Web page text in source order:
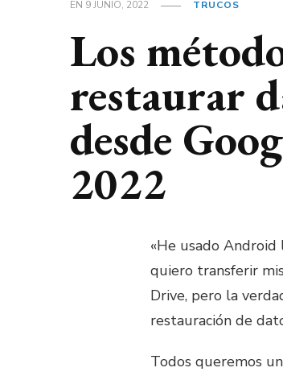
EN 9 JUNIO, 2022 TRUCOS
Los
restaurar
desde
2022
«He usado Android
quiero transferir
Drive, pero la
restauración de
Todos queremos